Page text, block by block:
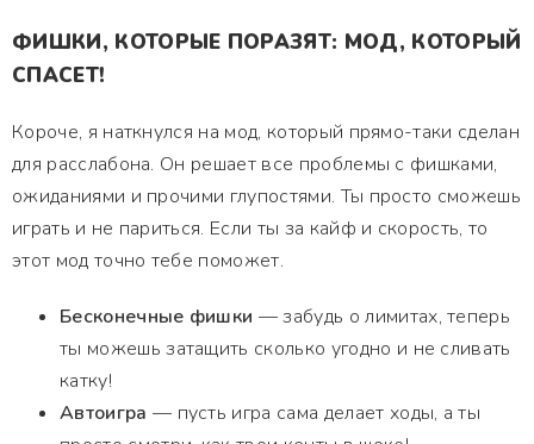
ФИШКИ, КОТОРЫЕ ПОРАЗЯТ: МОД, КОТОРЫЙ
СПАСЕТ!
Короче, я наткнулся на мод, который прямо-таки сделан
для расслабона. Он решает все проблемы с фишками,
ожиданиями и прочими глупостями. Ты просто сможешь
играть и не париться. Если ты за кайф и скорость, то
этот мод точно тебе поможет.
Бесконечные фишки — забудь о лимитах, теперь
ты можешь затащить сколько угодно и не сливать
катку!
Автоигра — пусть игра сама делает ходы, а ты